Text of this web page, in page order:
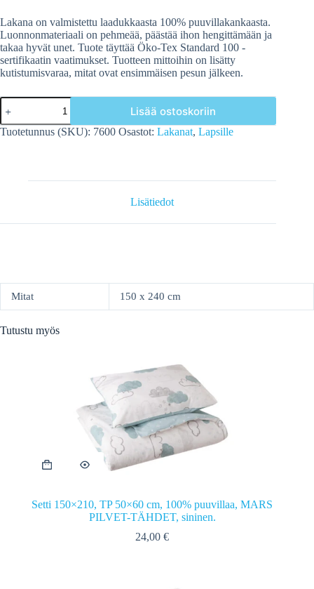
Lakana on valmistettu laadukkaasta 100% puuvillakankaasta.
Luonnonmateriaali on pehmeää, päästää ihon hengittämään ja
takaa hyvät unet. Tuote täyttää Öko-Tex Standard 100 -
sertifikaatin vaatimukset. Tuotteen mittoihin on lisätty
kutistumisvaraa, mitat ovat ensimmäisen pesun jälkeen.
Lakana
150x240
cm,
100%
Lisää ostoskoriin
Tuotetunnus (SKU): 7600 Osastot: Lakanat, Lapsille
Lisätiedot
Mitat 150 x 240 cm
Tutustu myös
Setti 150×210, TP 50×60 cm, 100% puuvillaa, MARS
PILVET-TÄHDET, sininen.
24,00€